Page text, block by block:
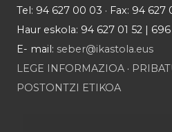
Tel: 94 627 00 03 · Fax: 94 627
Haur eskola: 94 627 01 52 |
E- mail: seber@ikastola.eus
LEGE INFORMAZIOA ·
POSTONTZI ETIKOA